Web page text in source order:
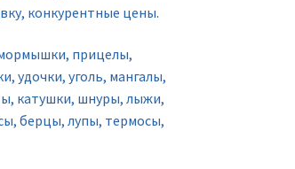
конкурентные цены.
прицелы,
удочки, уголь, мангалы,
катушки, шнуры, лыжи,
берцы, лупы, термосы,